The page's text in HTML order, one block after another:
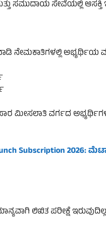
ಸಮುದಾಯ ಸೇವೆಯಲ್ಲಿ ಆಸಕ್ತಿ
ನೇಮಕಾತಿಗಳಲ್ಲಿ ಅಭ್ಯರ್ಥಿಯ
ಮೀಸಲಾತಿ ವರ್ಗದ
Subscription 2026:
ಲಿಖಿತ ಪರೀಕ್ಷೆ